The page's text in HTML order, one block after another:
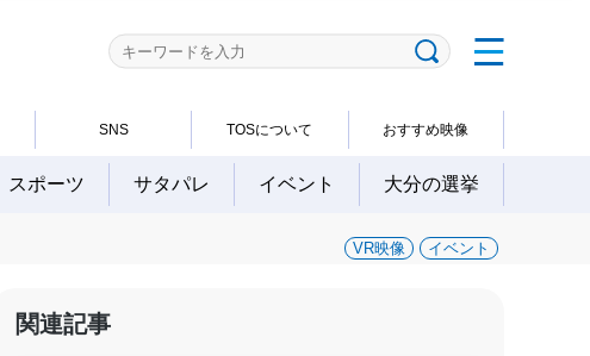
SNS TOSについて おすすめ映像
スポーツ サタパレ イベント 大分の選挙
VR映像 イベント
関連記事